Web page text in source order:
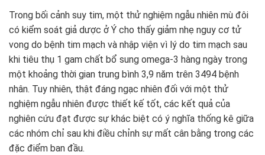
Trong bối cảnh suy tim, một thử nghiệm ngẫu nhiên mù đôi
có kiểm soát giả dược ở Ý cho thấy giảm nhẹ nguy cơ tử
vong do bệnh tim mạch và nhập viện vì lý do tim mạch sau
khi tiêu thụ 1 gam chất bổ sung omega-3 hàng ngày trong
một khoảng thời gian trung bình 3,9 năm trên 3494 bệnh
nhân. Tuy nhiên, thật đáng ngạc nhiên đối với một thử
nghiệm ngẫu nhiên được thiết kế tốt, các kết quả của
nghiên cứu đạt được sự khác biệt có ý nghĩa thống kê giữa
các nhóm chỉ sau khi điều chỉnh sự mất cân bằng trong các
đặc điểm ban đầu.